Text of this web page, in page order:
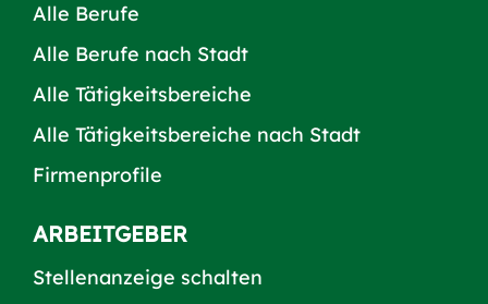
Alle Berufe
Alle Berufe nach Stadt
Alle Tätigkeitsbereiche
Alle Tätigkeitsbereiche nach Stadt
Firmenprofile
ARBEITGEBER
Stellenanzeige schalten